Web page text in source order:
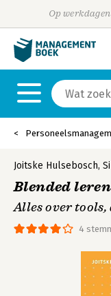
Op
4
Joitske Hulsebosch,
Blended
Alles over